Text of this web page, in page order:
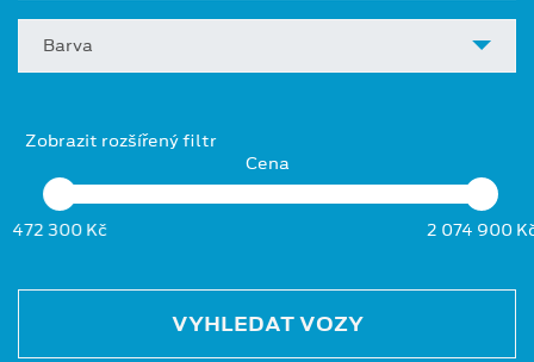
Barva
Zobrazit rozšířený filtr
Cena
472 300 Kč 2 074 900
VYHLEDAT VOZY